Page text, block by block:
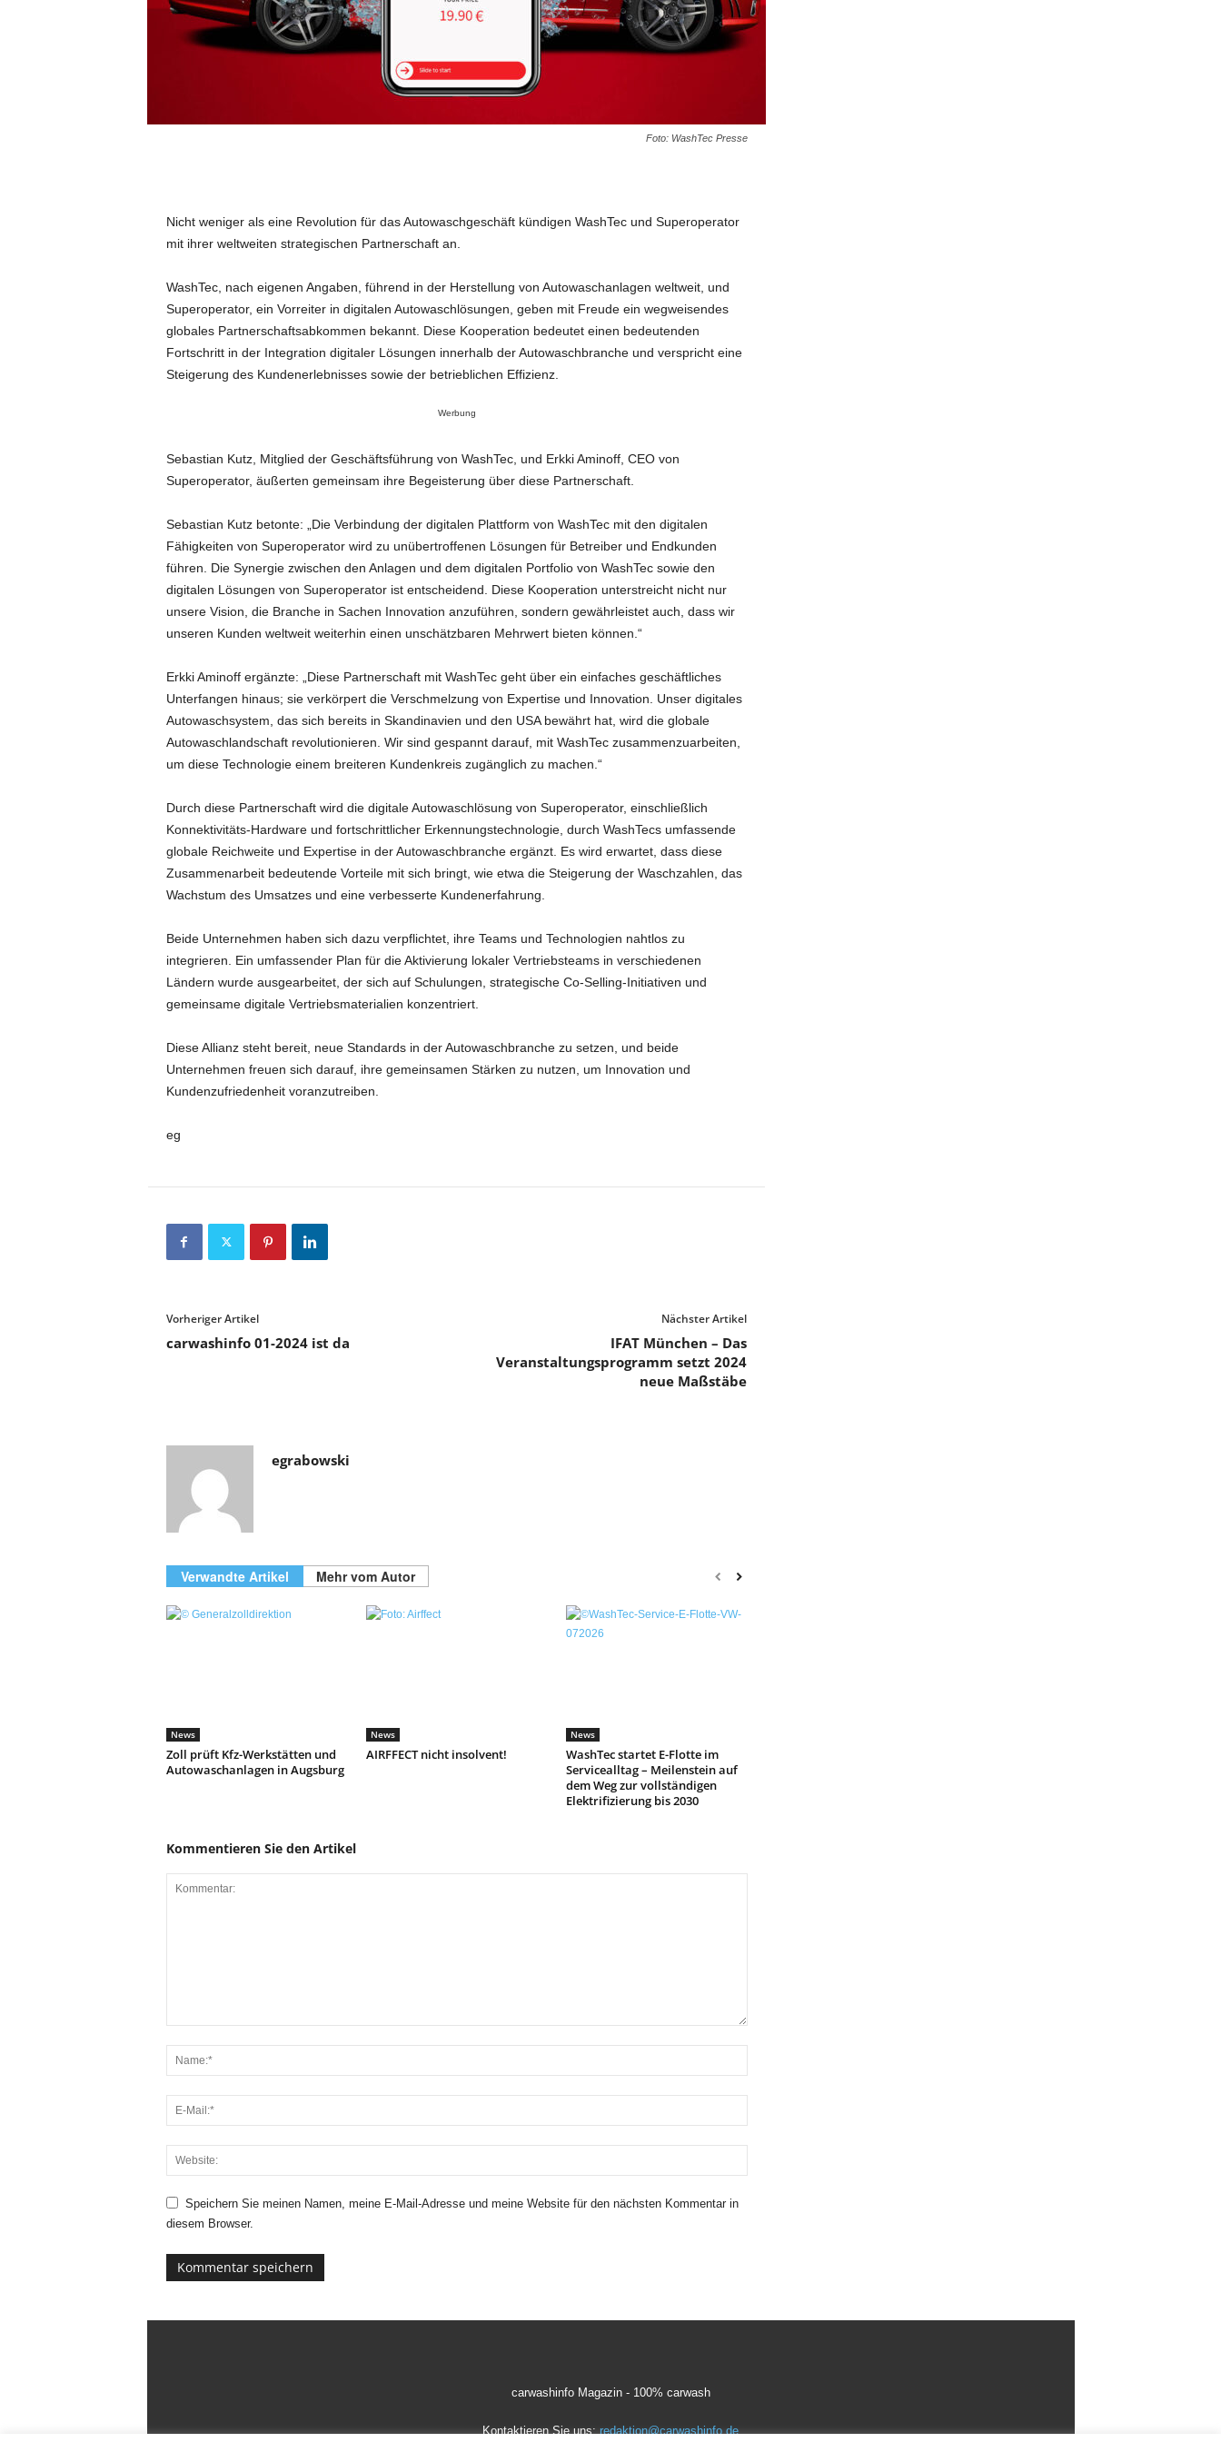
Foto: WashTec Presse
Nicht weniger als eine Revolution für das Autowaschgeschäft kündigen WashTec und Superoperator
mit ihrer weltweiten strategischen Partnerschaft an.
WashTec, nach eigenen Angaben, führend in der Herstellung von Autowaschanlagen weltweit, und
Superoperator, ein Vorreiter in digitalen Autowaschlösungen, geben mit Freude ein wegweisendes
globales Partnerschaftsabkommen bekannt. Diese Kooperation bedeutet einen bedeutenden
Fortschritt in der Integration digitaler Lösungen innerhalb der Autowaschbranche und verspricht eine
Steigerung des Kundenerlebnisses sowie der betrieblichen Effizienz.
Werbung
Sebastian Kutz, Mitglied der Geschäftsführung von WashTec, und Erkki Aminoff, CEO von
Superoperator, äußerten gemeinsam ihre Begeisterung über diese Partnerschaft.
Sebastian Kutz betonte: „Die Verbindung der digitalen Plattform von WashTec mit den digitalen
Fähigkeiten von Superoperator wird zu unübertroffenen Lösungen für Betreiber und Endkunden
führen. Die Synergie zwischen den Anlagen und dem digitalen Portfolio von WashTec sowie den
digitalen Lösungen von Superoperator ist entscheidend. Diese Kooperation unterstreicht nicht nur
unsere Vision, die Branche in Sachen Innovation anzuführen, sondern gewährleistet auch, dass wir
unseren Kunden weltweit weiterhin einen unschätzbaren Mehrwert bieten können.“
Erkki Aminoff ergänzte: „Diese Partnerschaft mit WashTec geht über ein einfaches geschäftliches
Unterfangen hinaus; sie verkörpert die Verschmelzung von Expertise und Innovation. Unser digitales
Autowaschsystem, das sich bereits in Skandinavien und den USA bewährt hat, wird die globale
Autowaschlandschaft revolutionieren. Wir sind gespannt darauf, mit WashTec zusammenzuarbeiten,
um diese Technologie einem breiteren Kundenkreis zugänglich zu machen.“
Durch diese Partnerschaft wird die digitale Autowaschlösung von Superoperator, einschließlich
Konnektivitäts-Hardware und fortschrittlicher Erkennungstechnologie, durch WashTecs umfassende
globale Reichweite und Expertise in der Autowaschbranche ergänzt. Es wird erwartet, dass diese
Zusammenarbeit bedeutende Vorteile mit sich bringt, wie etwa die Steigerung der Waschzahlen, das
Wachstum des Umsatzes und eine verbesserte Kundenerfahrung.
Beide Unternehmen haben sich dazu verpflichtet, ihre Teams und Technologien nahtlos zu
integrieren. Ein umfassender Plan für die Aktivierung lokaler Vertriebsteams in verschiedenen
Ländern wurde ausgearbeitet, der sich auf Schulungen, strategische Co-Selling-Initiativen und
gemeinsame digitale Vertriebsmaterialien konzentriert.
Diese Allianz steht bereit, neue Standards in der Autowaschbranche zu setzen, und beide
Unternehmen freuen sich darauf, ihre gemeinsamen Stärken zu nutzen, um Innovation und
Kundenzufriedenheit voranzutreiben.
eg
Vorheriger Artikel
carwashinfo 01-2024 ist da
Nächster Artikel
IFAT München – Das
Veranstaltungsprogramm setzt 2024
neue Maßstäbe
egrabowski
Verwandte Artikel Mehr vom Autor
News
Zoll prüft Kfz-Werkstätten und
Autowaschanlagen in Augsburg
News
AIRFFECT nicht insolvent!
News
WashTec startet E-Flotte im
Servicealltag – Meilenstein auf
dem Weg zur vollständigen
Elektrifizierung bis 2030
Kommentieren Sie den Artikel
Speichern Sie meinen Namen, meine E-Mail-Adresse und meine Website für den nächsten Kommentar in
diesem Browser.
carwashinfo Magazin - 100% carwash
Kontaktieren Sie uns:redaktion@carwashinfo.de